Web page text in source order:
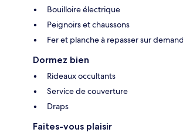
Bouilloire électrique
Peignoirs et chaussons
Fer et planche à repasser sur
Dormez bien
Rideaux occultants
Service de couverture
Draps
Faites-vous plaisir